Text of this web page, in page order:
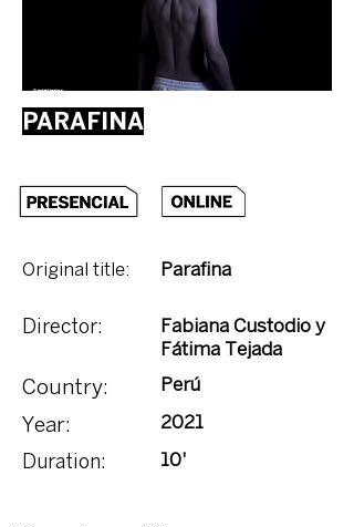
PARAFINA
Original title: Parafina
Director:
Fabiana Custodio y
Fátima Tejada
Country: Perú
Year: 2021
Duration: 10'